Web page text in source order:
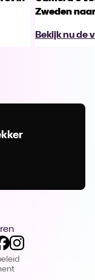
Zweden
Bekijk nu de